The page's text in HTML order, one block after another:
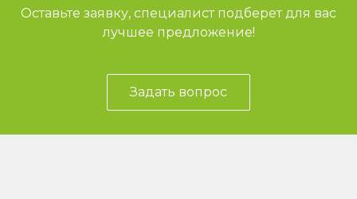
Оставьте заявку, специалист подберет для вас
лучшее предложение!
Задать вопрос